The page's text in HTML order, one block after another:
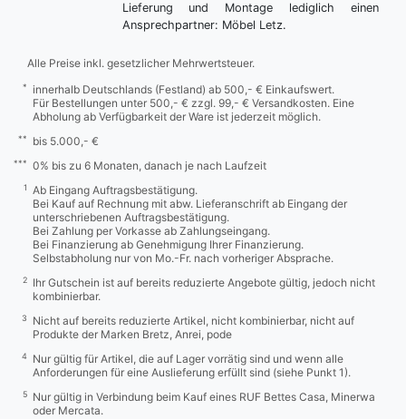
Lieferung und Montage lediglich einen
Ansprechpartner: Möbel Letz.
Alle Preise inkl. gesetzlicher Mehrwertsteuer.
*
innerhalb Deutschlands (Festland) ab 500,- € Einkaufswert.
Für Bestellungen unter 500,- € zzgl. 99,- € Versandkosten. Eine
Abholung ab Verfügbarkeit der Ware ist jederzeit möglich.
** bis 5.000,- €
*** 0% bis zu 6 Monaten, danach je nach Laufzeit
1
Ab Eingang Auftragsbestätigung.
Bei Kauf auf Rechnung mit abw. Lieferanschrift ab Eingang der
unterschriebenen Auftragsbestätigung.
Bei Zahlung per Vorkasse ab Zahlungseingang.
Bei Finanzierung ab Genehmigung Ihrer Finanzierung.
Selbstabholung nur von Mo.-Fr. nach vorheriger Absprache.
2
Ihr Gutschein ist auf bereits reduzierte Angebote gültig, jedoch nicht
kombinierbar.
3
Nicht auf bereits reduzierte Artikel, nicht kombinierbar, nicht auf
Produkte der Marken Bretz, Anrei, pode
4
Nur gültig für Artikel, die auf Lager vorrätig sind und wenn alle
Anforderungen für eine Auslieferung erfüllt sind (siehe Punkt 1).
5
Nur gültig in Verbindung beim Kauf eines RUF Bettes Casa, Minerwa
oder Mercata.